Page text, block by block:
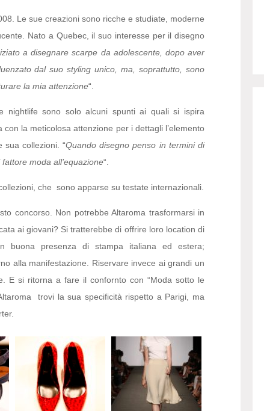
Le sue creazioni sono ricche e studiate, moderne
Nato a Quebec, il suo interesse per il disegno
a disegnare scarpe da adolescente, dopo aver
dal suo styling unico, ma, soprattutto, sono
la mia attenzione“.
nightlife sono solo alcuni spunti ai quali si ispira
la meticolosa attenzione per i dettagli l’elemento
sua collezioni. “Quando disegno penso in termini di
moda all’equazione“.
che sono apparse su testate internazionali.
concorso. Non potrebbe Altaroma trasformarsi in
ai giovani? Si tratterebbe di offrire loro location di
buona presenza di stampa italiana ed estera;
alla manifestazione. Riservare invece ai grandi un
E si ritorna a fare il confornto con “Moda sotto le
trovi la sua specificità rispetto a Parigi, ma